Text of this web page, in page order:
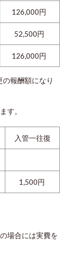
126,000円
52,500円
126,000円
報酬額になり
す。
入管一往復
1,500円
場合には実費を